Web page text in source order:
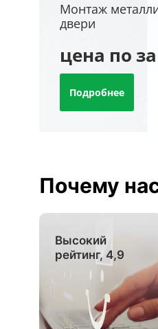
Монтаж
двери
цена по
Подробнее
Почему
Высокий
рейтинг, 4,9